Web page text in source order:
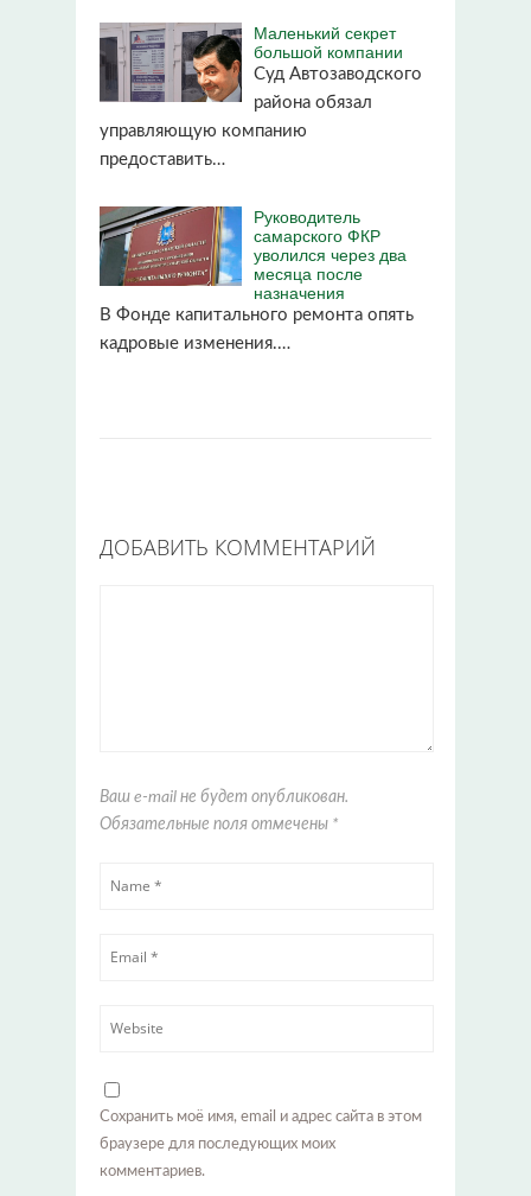
Маленький секрет
большой компании
Суд Автозаводского
района обязал
управляющую компанию
предоставить…
Руководитель
самарского ФКР
уволился через два
месяца после
назначения
В Фонде капитального ремонта опять
кадровые изменения.…
ДОБАВИТЬ КОММЕНТАРИЙ
Ваш e-mail не будет опубликован.
Обязательные поля отмечены *
Сохранить моё имя, email и адрес сайта в этом
браузере для последующих моих
комментариев.